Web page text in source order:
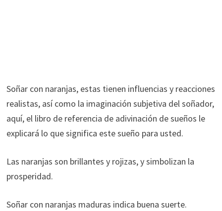
Soñar con naranjas, estas tienen influencias y reacciones
realistas, así como la imaginación subjetiva del soñador,
aquí, el libro de referencia de adivinación de sueños le
explicará lo que significa este sueño para usted.
Las naranjas son brillantes y rojizas, y simbolizan la
prosperidad.
Soñar con naranjas maduras indica buena suerte.